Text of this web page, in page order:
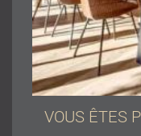
VOUS ÊTES